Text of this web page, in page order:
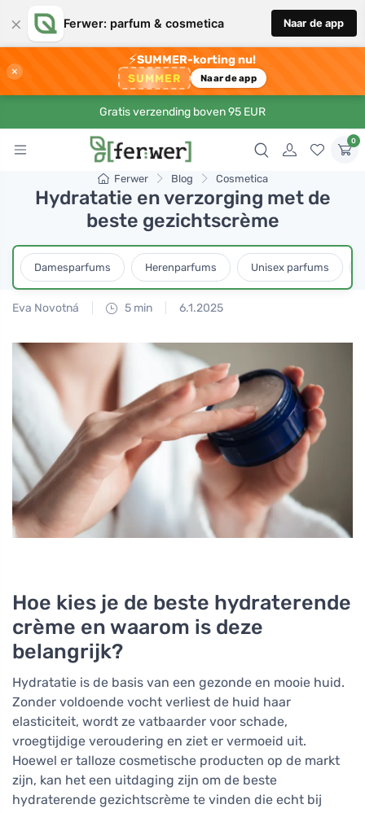
× Ferwer: parfum & cosmetica Naar de app
×
⚡SUMMER-korting nu!
SUMMER Naar de app
Gratis verzending boven 95 EUR
0
Ferwer Blog Cosmetica
Hydratatie en verzorging met de
beste gezichtscrème
Damesparfums Herenparfums Unisex parfums
Eva Novotná 5 min 6.1.2025
Hoe kies je de beste hydraterende
crème en waarom is deze
belangrijk?
Hydratatie is de basis van een gezonde en mooie huid.
Zonder voldoende vocht verliest de huid haar
elasticiteit, wordt ze vatbaarder voor schade,
vroegtijdige veroudering en ziet er vermoeid uit.
Hoewel er talloze cosmetische producten op de markt
zijn, kan het een uitdaging zijn om de beste
hydraterende gezichtscrème te vinden die echt bij